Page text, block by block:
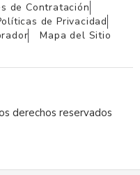
de Contratación
de Privacidad
Mapa del Sitio
derechos reservados